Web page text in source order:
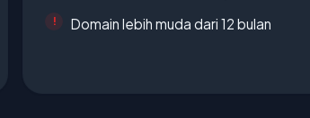
Domain lebih muda dari 12 bulan